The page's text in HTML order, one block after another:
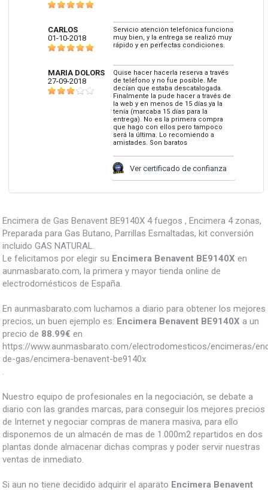
CARLOS
01-10-2018
Servicio atención telefónica funciona
muy bien, y la entrega se realizó muy
rápido y en perfectas condiciones.
MARIA DOLORS
27-09-2018
Quise hacer hacerla reserva a través
de teléfono y no fue posible. Me
decían que estaba descatalogada.
Finalmente la pude hacer a través de
la web y en menos de 15 días ya la
tenía (marcaba 15 días para la
entrega). No es la primera compra
que hago con ellos pero tampoco
será la última. Lo recomiendo a
amistades. Son baratos
Ver certificado de confianza
Encimera de Gas Benavent BE9140X 4 fuegos , Encimera 4 zonas,
Preparada para Gas Butano, Parrillas Esmaltadas, kit conversión
incluido GAS NATURAL.
Le felicitamos por elegir su Encimera Benavent BE9140X en
aunmasbarato.com, la primera y mayor tienda online de
electrodomésticos de España.
En aunmasbarato.com luchamos a diario para obtener los mejores
precios, un buen ejemplo es: Encimera Benavent BE9140X a un
precio de 88.99€ en
https://www.aunmasbarato.com/electrodomesticos/encimeras/
de-gas/encimera-benavent-be9140x
.
Nuestro equipo de profesionales en la negociación, se debate a
diario con las grandes marcas, para conseguir los mejores precios
de Internet y negociar compras de manera masiva, para ello
disponemos de un almacén de mas de 1.000m2 repartidos en dos
plantas donde almacenar dichas compras y poder servir nuestras
ventas de inmediato.
Si aun no tiene decidido adquirir el aparato Encimera Benavent